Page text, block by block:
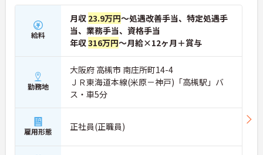
給料
月収 23.9万円～処遇改善手当、特定処遇手
当、業務手当、資格手当
年収316万円～月給×12ヶ月＋賞与
勤務地
大阪府 高槻市 南庄所町14-4
ＪＲ東海道本線(米原－神戸)「高槻駅」バ
ス・車5分
雇用形態 正社員(正職員)